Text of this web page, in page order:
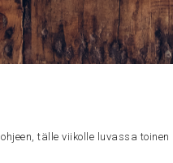
ohjeen, tälle viikolle luvassa